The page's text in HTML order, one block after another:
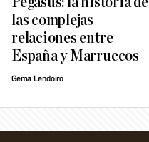
las complejas
relaciones entre
España y Marruecos
Gema Lendoiro